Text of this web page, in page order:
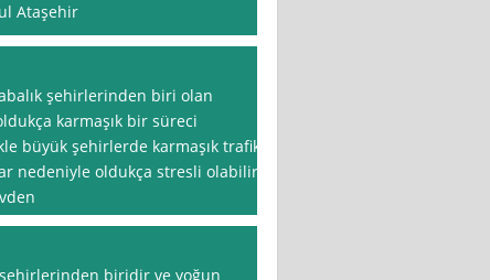
Ataşehir
şehirlerinden biri olan
karmaşık bir süreci
büyük şehirlerde karmaşık trafik,
nedeniyle oldukça stresli olabilir.
biridir ve yoğun